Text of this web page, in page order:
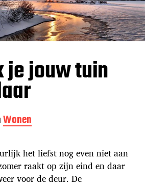
je jouw tuin
Wonen
het liefst nog even niet aan
raakt op zijn eind en daar
voor de deur. De